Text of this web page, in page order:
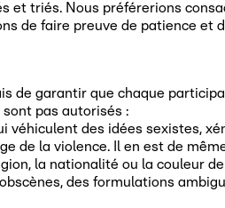
et triés. Nous préférerions
de faire preuve de patience
de garantir que chaque
pas autorisés :
véhiculent des idées sexistes,
de la violence. Il en est de
la nationalité ou la couleur de
des formulations